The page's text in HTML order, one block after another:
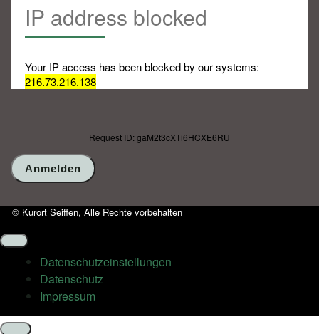
IP address blocked
Your IP access has been blocked by our systems:
216.73.216.138
Request ID: gaM2t3cXTi6HCXE6RU
© Kurort Seiffen, Alle Rechte vorbehalten
Datenschutz­einstellungen
Datenschutz
Impressum